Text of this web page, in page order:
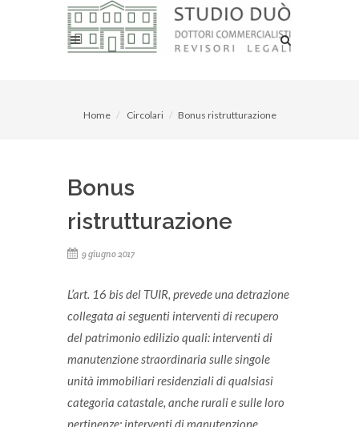
Home Circolari Bonus ristrutturazione
Bonus
ristrutturazione
9 giugno 2017
L’art. 16 bis del TUIR, prevede una detrazione
collegata ai seguenti interventi di recupero
del patrimonio edilizio quali: interventi di
manutenzione straordinaria sulle singole
unità immobiliari residenziali di qualsiasi
categoria catastale, anche rurali e sulle loro
pertinenze; interventi di manutenzione